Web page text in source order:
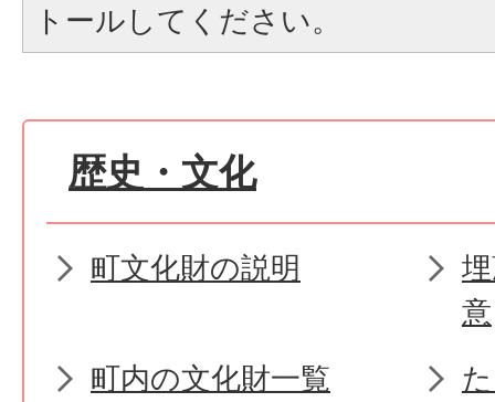
トールしてください。
歴史・文化
町文化財の説明
意
町内の文化財一覧